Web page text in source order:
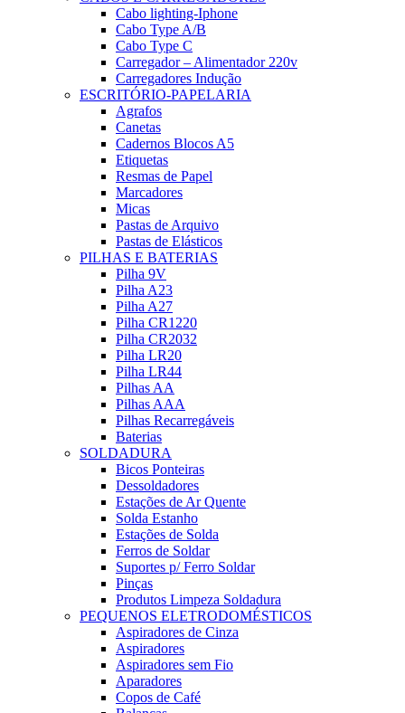
Cabo lighting-Iphone
Cabo Type A/B
Cabo Type C
Carregador – Alimentador 220v
Carregadores Indução
ESCRITÓRIO-PAPELARIA
Agrafos
Canetas
Cadernos Blocos A5
Etiquetas
Resmas de Papel
Marcadores
Micas
Pastas de Arquivo
Pastas de Elásticos
PILHAS E BATERIAS
Pilha 9V
Pilha A23
Pilha A27
Pilha CR1220
Pilha CR2032
Pilha LR20
Pilha LR44
Pilhas AA
Pilhas AAA
Pilhas Recarregáveis
Baterias
SOLDADURA
Bicos Ponteiras
Dessoldadores
Estações de Ar Quente
Solda Estanho
Estações de Solda
Ferros de Soldar
Suportes p/ Ferro Soldar
Pinças
Produtos Limpeza Soldadura
PEQUENOS ELETRODOMÉSTICOS
Aspiradores de Cinza
Aspiradores
Aspiradores sem Fio
Aparadores
Copos de Café